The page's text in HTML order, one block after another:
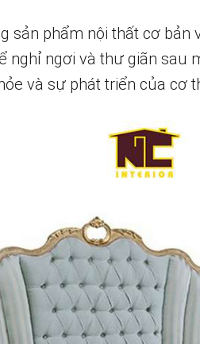
sản phẩm nội thất cơ bản
nghỉ ngơi và thư giãn sau
và sự phát triển của cơ